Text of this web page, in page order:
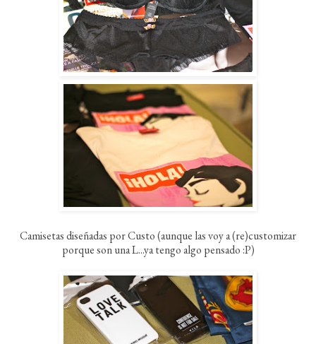
Camisetas diseñadas por Custo (aunque las voy a (re)customizar
porque son una L...ya tengo algo pensado :P)